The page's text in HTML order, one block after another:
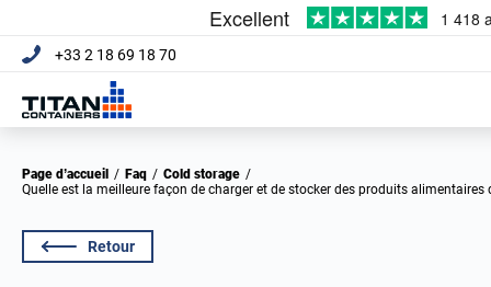
+33 2 18 69 18 70
Page d’accueil / Faq / Cold storage /
Quelle est la meilleure façon de charger et de stocker des produits
Retour